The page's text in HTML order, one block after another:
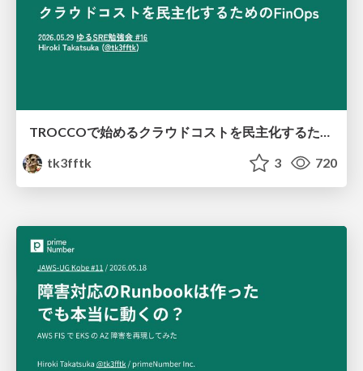
TROCCOで始めるクラウドコストを民主化するためのFinOps
tk3fftk
3 720